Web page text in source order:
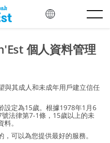
個人資料管理
與其成人和未成年用戶建立信任
設定為15歲。根據1978年1月6
法律第7-1條，15歲以上的未
。
可以為您提供最好的服務。